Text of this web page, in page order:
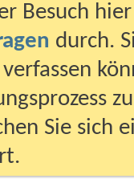
Besuch
durch.
Sie sich